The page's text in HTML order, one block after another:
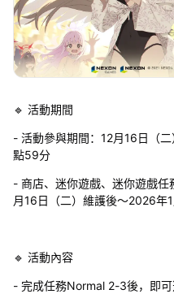
🔹 活動期間
- 活動參與期間：12月16日（
點59分
- 商店、迷你遊戲、迷你遊戲
月16日（二）維護後～2026年
🔹 活動內容
- 完成任務Normal 2-3後，即可